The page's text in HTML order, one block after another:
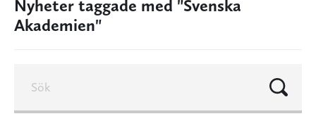
Nyheter taggade med "Svenska
Akademien"